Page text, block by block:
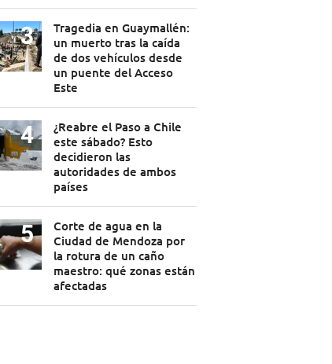
Tragedia en Guaymallén:
un muerto tras la caída
de dos vehículos desde
un puente del Acceso
Este
¿Reabre el Paso a Chile
este sábado? Esto
decidieron las
autoridades de ambos
países
Corte de agua en la
Ciudad de Mendoza por
la rotura de un caño
maestro: qué zonas están
afectadas